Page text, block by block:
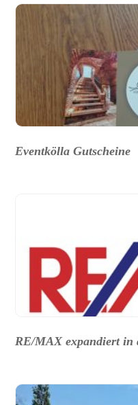
Eventkölla Gutscheine
RE/MAX expandiert in